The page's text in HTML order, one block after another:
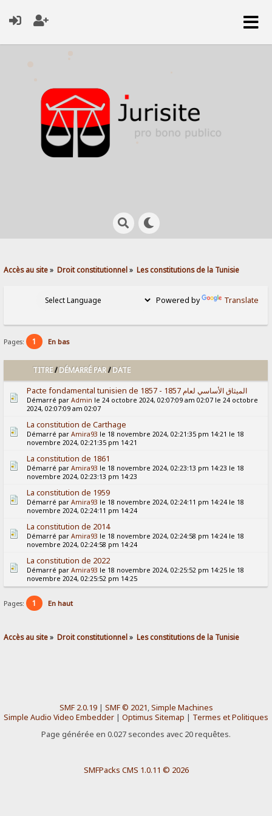
Accès au site» Droit constitutionnel» Les constitutions de la Tunisie
Powered by Translate
Pages: 1 En bas
TITRE/DÉMARRÉ PAR/DATE
Pacte fondamental tunisien de 1857 - الميثاق الأساسي لعام 1857
Démarré parAdmin le 24 octobre 2024, 02:07:09 am 02:07 le 24 octobre
2024, 02:07:09 am 02:07
La constitution de Carthage
Démarré parAmira93 le 18 novembre 2024, 02:21:35 pm 14:21 le 18
novembre 2024, 02:21:35 pm 14:21
La constitution de 1861
Démarré parAmira93 le 18 novembre 2024, 02:23:13 pm 14:23 le 18
novembre 2024, 02:23:13 pm 14:23
La constitution de 1959
Démarré parAmira93 le 18 novembre 2024, 02:24:11 pm 14:24 le 18
novembre 2024, 02:24:11 pm 14:24
La constitution de 2014
Démarré parAmira93 le 18 novembre 2024, 02:24:58 pm 14:24 le 18
novembre 2024, 02:24:58 pm 14:24
La constitution de 2022
Démarré parAmira93 le 18 novembre 2024, 02:25:52 pm 14:25 le 18
novembre 2024, 02:25:52 pm 14:25
Pages: 1 En haut
Accès au site» Droit constitutionnel» Les constitutions de la Tunisie
SMF 2.0.19| SMF © 2021,Simple Machines
Simple Audio Video Embedder | Optimus Sitemap | Termes et Politiques
Page générée en 0.027 secondes avec 20 requêtes.
SMFPacks CMS 1.0.11 © 2026